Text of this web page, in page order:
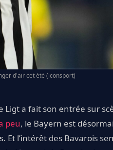
d'air cet été (iconsport)
a fait son entrée sur
peu, le Bayern est
Et l’intérêt des Bavarois